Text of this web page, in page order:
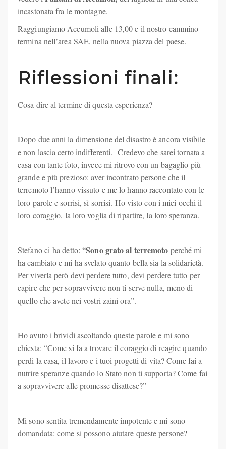
incastonata fra le montagne.
Raggiungiamo Accumoli alle 13,00 e il nostro cammino
termina nell’area SAE, nella nuova piazza del paese.
Riflessioni finali:
Cosa dire al termine di questa esperienza?
Dopo due anni la dimensione del disastro è ancora visibile
e non lascia certo indifferenti. Credevo che sarei tornata a
casa con tante foto, invece mi ritrovo con un bagaglio più
grande e più prezioso: aver incontrato persone che il
terremoto l’hanno vissuto e me lo hanno raccontato con le
loro parole e sorrisi, sì sorrisi. Ho visto con i miei occhi il
loro coraggio, la loro voglia di ripartire, la loro speranza.
Stefano ci ha detto: “Sono grato al terremoto perché mi
ha cambiato e mi ha svelato quanto bella sia la solidarietà.
Per viverla però devi perdere tutto, devi perdere tutto per
capire che per sopravvivere non ti serve nulla, meno di
quello che avete nei vostri zaini ora”.
Ho avuto i brividi ascoltando queste parole e mi sono
chiesta: “Come si fa a trovare il coraggio di reagire quando
perdi la casa, il lavoro e i tuoi progetti di vita? Come fai a
nutrire speranze quando lo Stato non ti supporta? Come fai
a sopravvivere alle promesse disattese?”
Mi sono sentita tremendamente impotente e mi sono
domandata: come si possono aiutare queste persone?